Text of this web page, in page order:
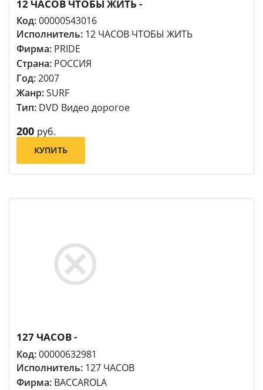
12 ЧАСОВ ЧТОБЫ ЖИТЬ -
Код:00000543016
Исполнитель: 12 ЧАСОВ ЧТОБЫ ЖИТЬ
Фирма: PRIDE
Страна: РОССИЯ
Год:2007
Жанр:SURF
Тип: DVD Видео дорогое
200 руб.
КУПИТЬ
127 ЧАСОВ -
Код:00000632981
Исполнитель: 127 ЧАСОВ
Фирма: BACCAROLA